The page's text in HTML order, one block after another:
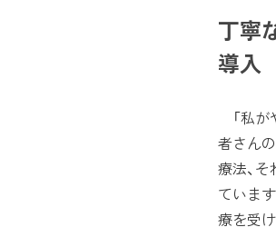
丁寧
導入
「私が
者さん
療法、
ていま
療を受